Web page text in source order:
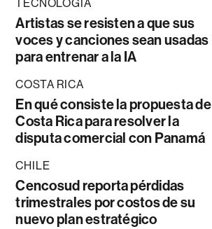
TECNOLOGÍA
Artistas se resisten a que sus
voces y canciones sean usadas
para entrenar a la IA
COSTA RICA
En qué consiste la propuesta de
Costa Rica para resolver la
disputa comercial con Panamá
CHILE
Cencosud reporta pérdidas
trimestrales por costos de su
nuevo plan estratégico